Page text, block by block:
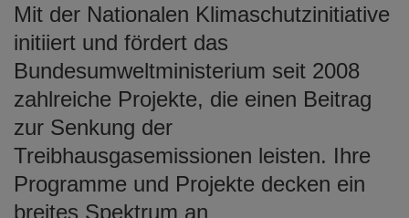
Mit der Nationalen Klimaschutzinitiative
initiiert und fördert das
Bundesumweltministerium seit 2008
zahlreiche Projekte, die einen Beitrag
zur Senkung der
Treibhausgasemissionen leisten. Ihre
Programme und Projekte decken ein
breites Spektrum an